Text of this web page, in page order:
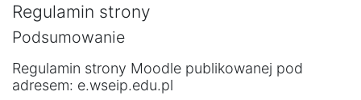
Regulamin strony
Podsumowanie
Regulamin strony Moodle publikowanej pod
adresem: e.wseip.edu.pl